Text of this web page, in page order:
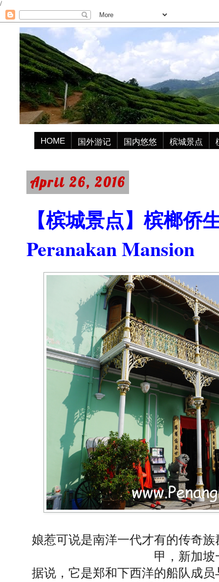
/
HOME 国外游记 国内悠悠 槟城景点
April 26, 2016
【槟城景点】槟榔侨
Peranakan Mansion
娘惹可说是南洋一代才有的传奇
甲，新加坡
据说，它是郑和下西洋的船队成